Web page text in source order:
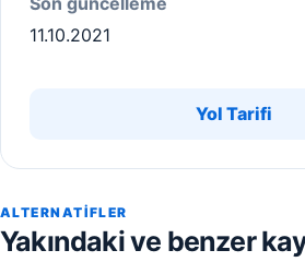
11.10.2021
Yol Tarifi
ALTERNATIFLER
Yakındaki ve benzer